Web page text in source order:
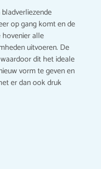
op gang komt en de
alle
uitvoeren. De
dit het ideale
vorm te geven en
er dan ook druk